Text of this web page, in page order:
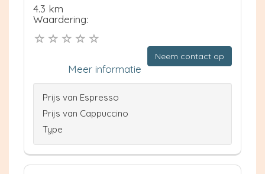
4.3 km
Waardering:
Neem contact op
Meer informatie
Prijs van Espresso
Prijs van Cappuccino
Type